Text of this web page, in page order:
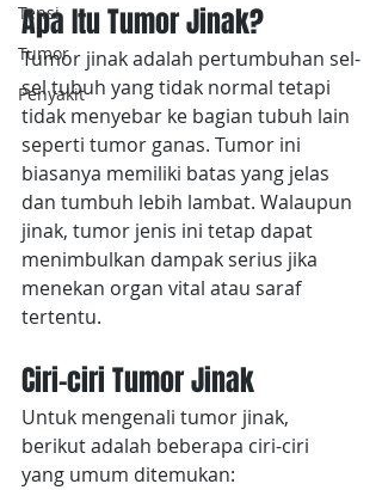
Tensi
Tumor
Penyakit
Apa Itu Tumor Jinak?
Tumor jinak adalah pertumbuhan sel-
sel tubuh yang tidak normal tetapi
tidak menyebar ke bagian tubuh lain
seperti tumor ganas. Tumor ini
biasanya memiliki batas yang jelas
dan tumbuh lebih lambat. Walaupun
jinak, tumor jenis ini tetap dapat
menimbulkan dampak serius jika
menekan organ vital atau saraf
tertentu.
Ciri-ciri Tumor Jinak
Untuk mengenali tumor jinak,
berikut adalah beberapa ciri-ciri
yang umum ditemukan: